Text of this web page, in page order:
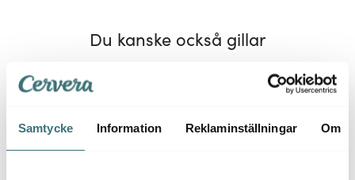
Samtycke Information Reklaminställningar Om
Du kanske också gillar